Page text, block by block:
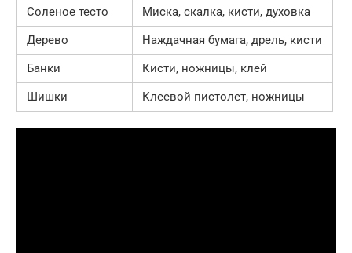
Соленое тесто
Миска, скалка, кисти, духовка
Дерево
Наждачная бумага, дрель, кисти
Банки
Кисти, ножницы, клей
Шишки
Клеевой пистолет, ножницы